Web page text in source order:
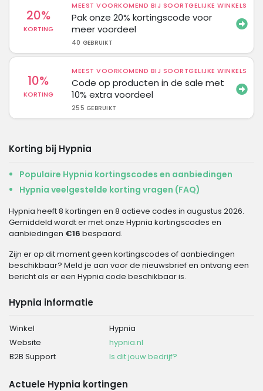
20%
KORTING
MEEST VOORKOMEND BIJ SOORTGELIJKE WINKELS
Pak onze 20% kortingscode voor
meer voordeel
40 GEBRUIKT
10%
KORTING
MEEST VOORKOMEND BIJ SOORTGELIJKE WINKELS
Code op producten in de sale met
10% extra voordeel
255 GEBRUIKT
Korting bij Hypnia
Populaire Hypnia kortingscodes en aanbiedingen
Hypnia veelgestelde korting vragen (FAQ)
Hypnia heeft 8 kortingen en 8 actieve codes in augustus 2026.
Gemiddeld wordt er met onze Hypnia kortingscodes en
aanbiedingen €16 bespaard.
Zijn er op dit moment geen kortingscodes of aanbiedingen
beschikbaar? Meld je aan voor de nieuwsbrief en ontvang een
bericht als er een Hypnia code beschikbaar is.
Hypnia informatie
Winkel
Hypnia
Website
hypnia.nl
B2B Support
Is dit jouw bedrijf?
Actuele Hypnia kortingen